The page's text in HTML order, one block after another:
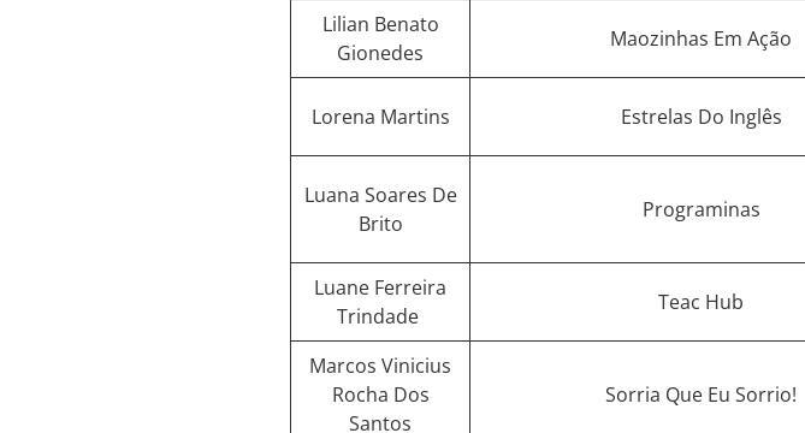
Lilian Benato
Gionedes
Maozinhas Em Ação
Lorena Martins Estrelas Do Inglês
Luana Soares De
Brito
Programinas
Luane Ferreira
Trindade
Teac Hub
Marcos Vinicius
Rocha Dos
Santos
Sorria Que Eu Sorrio!